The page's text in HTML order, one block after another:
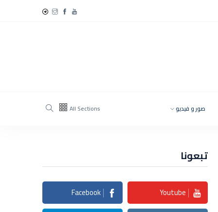
All Sections صور و فيديو
تبعونا
Youtube
Facebook